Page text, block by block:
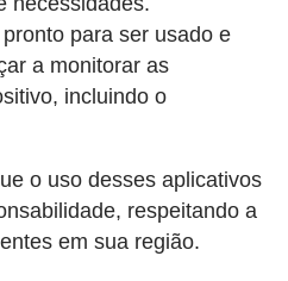
para ser usado e
a monitorar as
incluindo o
o uso desses aplicativos
respeitando a
em sua região.